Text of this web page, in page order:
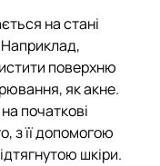
на стані
Наприклад,
поверхню
як акне.
початкові
з її допомогою
шкіри.